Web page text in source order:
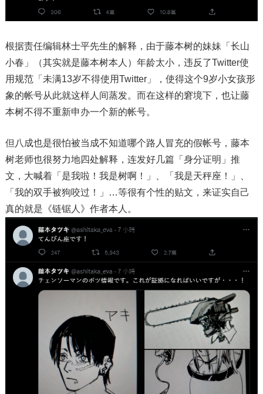
根据责任编辑林士平先生的解释，由于藤本树的妹妹「长山
小春」（其实就是藤本树本人）年龄太小，违反了Twitter使
用规范「未满13岁不得使用Twitter」，使得这个9岁小女孩形
象的帐号从此就这样人间蒸发。而在这样的窘境下，也让藤
本树不得不重新申办一个新的帐号。
但八成也是很怕被当成不知道哪个路人冒充的假帐号，藤本
树老师也很努力地四处解释，连发好几篇「身分证明」推
文，大喊着「是我啦！我是树啊！」、「我是天秤座！」、
「我的双手被狗咬过！」…等很有个性的贴文，来证实自己
真的就是《链锯人》作者本人。